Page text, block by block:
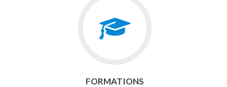
FORMATIONS